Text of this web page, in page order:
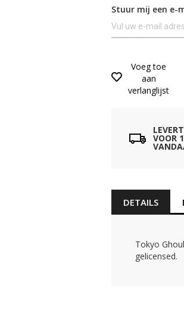
Stuur mij een e-
Voeg toe
aan
verlanglijst
VOOR
DETAILS
Tokyo
gelicensed.